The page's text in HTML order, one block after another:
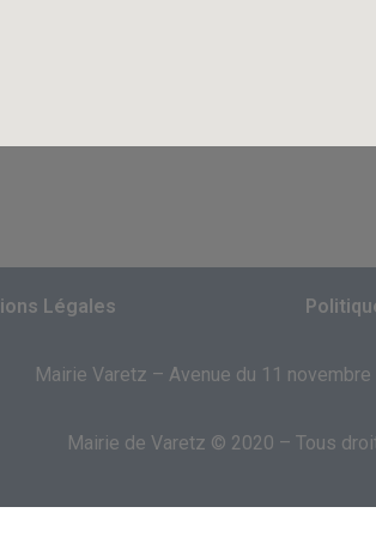
Légales
Mairie Varetz – Avenue du 11 novembre
Mairie de Varetz © 2020 – Tous